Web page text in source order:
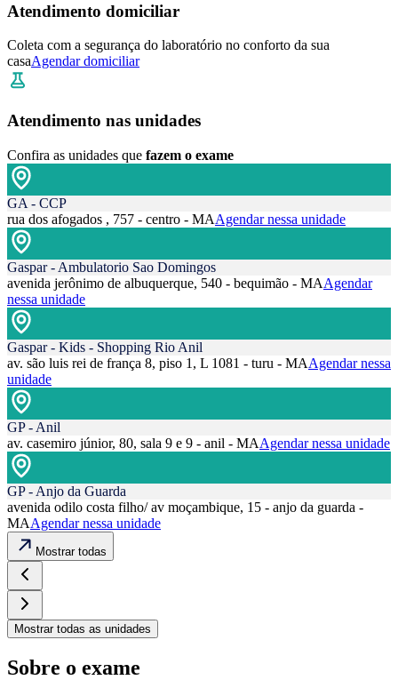
Atendimento domiciliar
Coleta com a segurança do laboratório no conforto da sua
casaAgendar domiciliar
Atendimento nas unidades
Confira as unidades que fazem o exame
GA - CCP
rua dos afogados , 757 - centro - MAAgendar nessa unidade
Gaspar - Ambulatorio Sao Domingos
avenida jerônimo de albuquerque, 540 - bequimão - MAAgendar
nessa unidade
Gaspar - Kids - Shopping Rio Anil
av. são luis rei de frança 8, piso 1, L 1081 - turu - MAAgendar nessa
unidade
GP - Anil
av. casemiro júnior, 80, sala 9 e 9 - anil - MAAgendar nessa unidade
GP - Anjo da Guarda
avenida odilo costa filho/ av moçambique, 15 - anjo da guarda -
MAAgendar nessa unidade
Mostrar todas
Mostrar todas as unidades
Sobre o exame